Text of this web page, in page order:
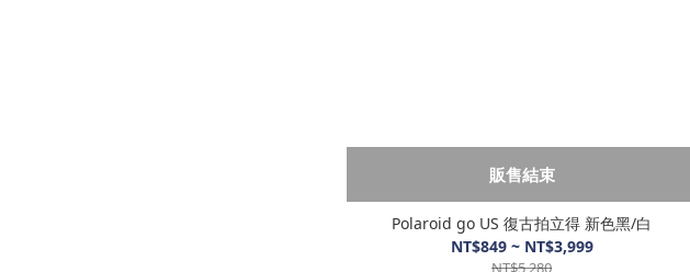
販售結束
Polaroid go US 復古拍立得 新色黑/白
NT$849 ~ NT$3,999
NT$5,280